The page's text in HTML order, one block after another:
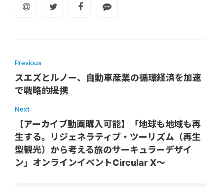
Previous
スエズとルノー、自動車産業の循環経済を加速
で戦略的提携
Next
【アーカイブ動画購入可能】「地球も地域も再
生する。リジェネラティブ・ツーリズム（再生
型観光）から考える旅のサーキュラーデザイ
ン」オンラインイベントCircular X〜